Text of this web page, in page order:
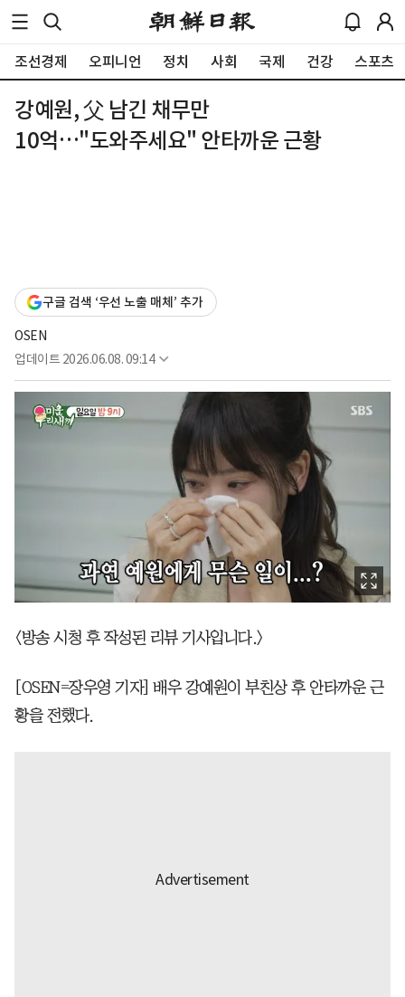
조선경제 오피니언 정치 사회 국제 건강 스포츠
강예원, 父 남긴 채무만
10억…"도와주세요" 안타까운 근황
구글 검색 ‘우선 노출 매체’ 추가
OSEN
업데이트 2026.06.08. 09:14
<방송 시청 후 작성된 리뷰 기사입니다.>
[OSEN=장우영 기자] 배우 강예원이 부친상 후 안타까운 근
황을 전했다.